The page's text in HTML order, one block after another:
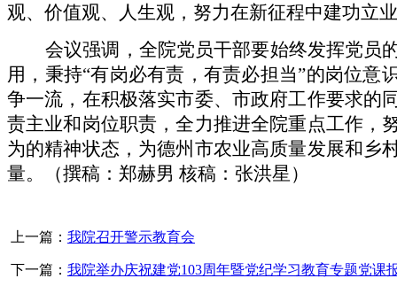
观、价值观、人生观，努力在新征程中建功立
会议强调，全院党员干部要始终发挥党员
用，秉持“有岗必有责，有责必担当”的岗位意
争一流，在积极落实市委、市政府工作要求的
责主业和岗位职责，全力推进全院重点工作，
为的精神状态，为德州市农业高质量发展和乡
量。（撰稿：郑赫男 核稿：张洪星）
上一篇： 我院召开警示教育会
下一篇： 我院举办庆祝建党103周年暨党纪学习教育专题党课